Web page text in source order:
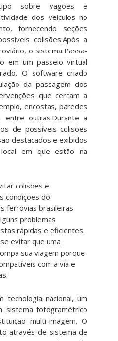
sobre vagões e
dos veículos no
fornecendo seções
colisões.Após a
o sistema Passa-
em um passeio virtual
O software criado
da passagem dos
que cercam a
encostas, paredes
entre outras.Durante a
de possíveis colisões
destacados e exibidos
em que estão na
colisões e
condições do
ferrovias brasileiras
problemas
rápidas e eficientes.
evitar que uma
sua viagem porque
com a via e
tecnologia nacional, um
sistema fotogramétrico
multi-imagem. O
através de sistema de